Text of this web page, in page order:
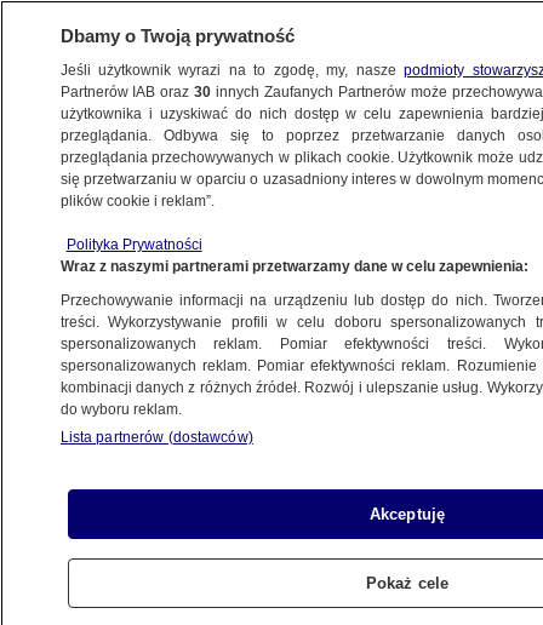
LUBLIN
nie wiedział, kim jest ten człowiek"
Rafał Molenda
16.06.2026, 13:53
Posłuchaj artykułu
Czyta lektor AI
Dbamy o Twoją prywatność
Jeśli użytkownik wyrazi na to zgodę, my, naszepodmioty
Partnerów IAB oraz30 innych Zaufanych Partnerów może
użytkownika i uzyskiwać do nich dostęp w celu zapewnienia
przeglądania. Odbywa się to poprzez przetwarzanie danych
przeglądania przechowywanych w plikach cookie. Użytkownik może
się przetwarzaniu w oparciu o uzasadniony interes w dowolnym
plików cookie i reklam”.
Polityka Prywatności
Wraz z naszymi partnerami przetwarzamy dane w celu zapewnienia:
Przechowywanie informacji na urządzeniu lub dostęp do nich.
treści. Wykorzystywanie profili w celu doboru spersonalizowanych
spersonalizowanych reklam. Pomiar efektywności treści.
spersonalizowanych reklam. Pomiar efektywności reklam.
kombinacji danych z różnych źródeł. Rozwój i ulepszanie usług.
do wyboru reklam.
Lista partnerów (dostawców)
Akceptuję
Pokaż cele